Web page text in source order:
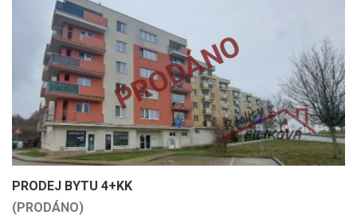
PRODÁNO
PRODEJ BYTU 4+KK
(PRODÁNO)